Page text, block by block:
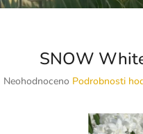
SNOW
Průměrné
Neohodnoceno Podrobnosti